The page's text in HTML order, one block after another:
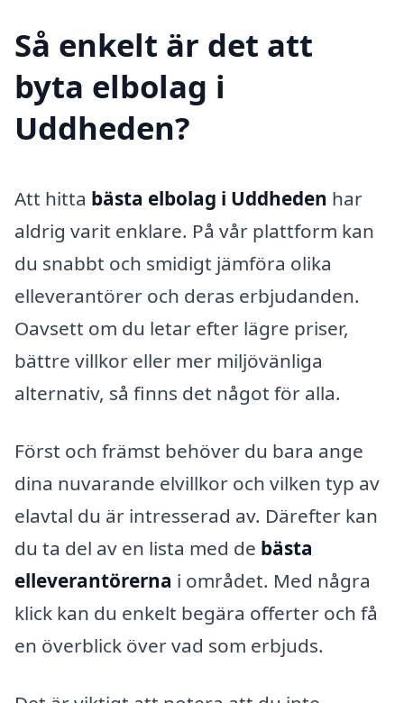
Så enkelt är det att
byta elbolag i
Uddheden?
Att hitta bästa elbolag i Uddheden har
aldrig varit enklare. På vår plattform kan
du snabbt och smidigt jämföra olika
elleverantörer och deras erbjudanden.
Oavsett om du letar efter lägre priser,
bättre villkor eller mer miljövänliga
alternativ, så finns det något för alla.
Först och främst behöver du bara ange
dina nuvarande elvillkor och vilken typ av
elavtal du är intresserad av. Därefter kan
du ta del av en lista med de bästa
elleverantörerna i området. Med några
klick kan du enkelt begära offerter och få
en överblick över vad som erbjuds.